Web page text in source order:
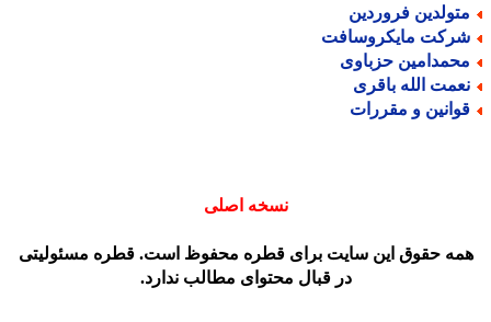
فروردین
مایکروسافت
حزباوی
الله باقری
و مقررات
نسخه اصلی
حقوق این سایت برای قطره محفوظ است. قطره مسئولیتی
در قبال محتوای مطالب ندارد.